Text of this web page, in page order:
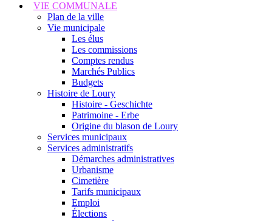
VIE COMMUNALE
Plan de la ville
Vie municipale
Les élus
Les commissions
Comptes rendus
Marchés Publics
Budgets
Histoire de Loury
Histoire - Geschichte
Patrimoine - Erbe
Origine du blason de Loury
Services municipaux
Services administratifs
Démarches administratives
Urbanisme
Cimetière
Tarifs municipaux
Emploi
Élections